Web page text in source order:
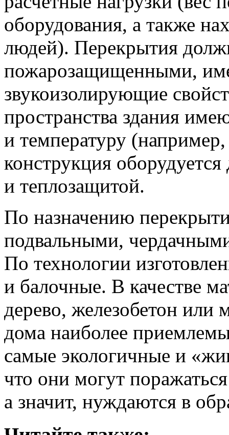
оборудования, а также
людей). Перекрытия
пожарозащищенными,
звукоизолирующие
пространства здания
и температуру
конструкция
и теплозащитой.
По назначению
подвальными,
По технологии
и балочные. В качестве
дерево, железобетон или
дома наиболее
самые экологичные и
что они могут
а значит, нуждаются в